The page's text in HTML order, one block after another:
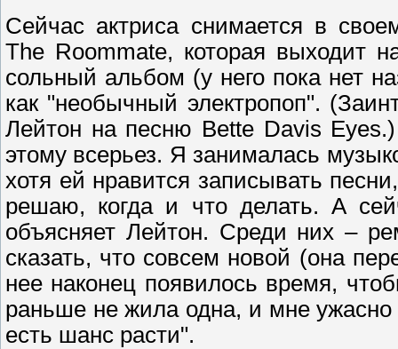
Сейчас актриса снимается в
The Roommate, которая выходит
сольный альбом (у него пока нет
как "необычный электропоп".
Лейтон на песню Bette Davis
этому всерьез. Я занималась
хотя ей нравится записывать
решаю, когда и что делать. А
объясняет Лейтон. Среди них –
сказать, что совсем новой (она
нее наконец появилось время,
раньше не жила одна, и мне ужасно
есть шанс расти".